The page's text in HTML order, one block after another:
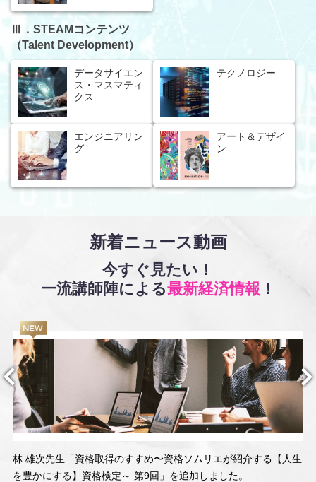
Ⅲ．STEAMコンテンツ
（Talent Development）
データサイエン
ス・マスマティ
クス
テクノロジー
エンジニアリン
グ
アート＆デザイ
ン
新着ニュース動画
今すぐ見たい！
一流講師陣による最新経済情報 ！
林 雄次先生「資格取得のすすめ〜資格ソムリエが紹介する【人生
を豊かにする】資格検定～ 第9回」を追加しました。